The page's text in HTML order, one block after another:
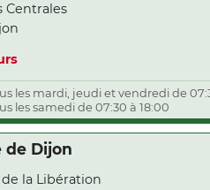
Centrales
les mardi, jeudi et vendredi de
les samedi de 07:30 à 18:00
de Dijon
de la Libération